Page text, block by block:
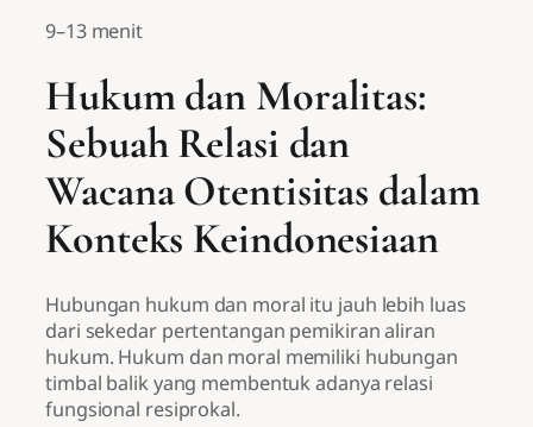
9–13 menit
Hukum dan Moralitas:
Sebuah Relasi dan
Wacana Otentisitas dalam
Konteks Keindonesiaan
Hubungan hukum dan moral itu jauh lebih luas
dari sekedar pertentangan pemikiran aliran
hukum. Hukum dan moral memiliki hubungan
timbal balik yang membentuk adanya relasi
fungsional resiprokal.